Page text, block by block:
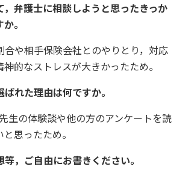
弁護士に相談しようと思ったきっか
。
や相手保険会社とのやりとり，対応
的なストレスが大きかったため。
れた理由は何ですか。
生の体験談や他の方のアンケートを読
思ったため。
，ご自由にお書きください。